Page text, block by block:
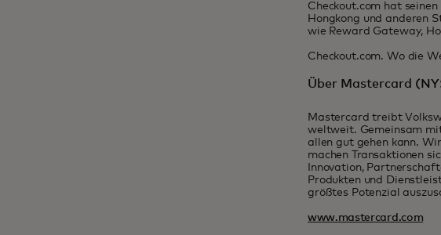
Checkout.com hat
Hongkong und anderen
wie Reward Gateway,
Checkout.com. Wo die
Über Mastercard
Mastercard treibt
weltweit. Gemeinsam
allen gut gehen kann.
machen Transaktionen
Innovation,
Produkten und
größtes Potenzial
www.mastercard.com